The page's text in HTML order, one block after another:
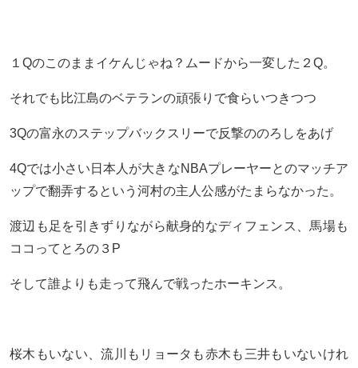
１Qのこのままイケんじゃね？ムードから一変した２Q。
それでも比江島のベテランの頑張りで食らいつきつつ
3Qの富永のステップバックスリーで反撃ののろしをあげ
4Qでは小さい日本人が大きなNBAプレーヤーとのマッチア
ップで翻弄するという河村の主人公感がたまらなかった。
渡辺も足を引きずりながら献身的なディフェンス、馬場も
ココってとろの３P
そして誰よりも走って飛んで戦ったホーキンス。
桜木もいない、流川もリョータも赤木も三井もいないけれ